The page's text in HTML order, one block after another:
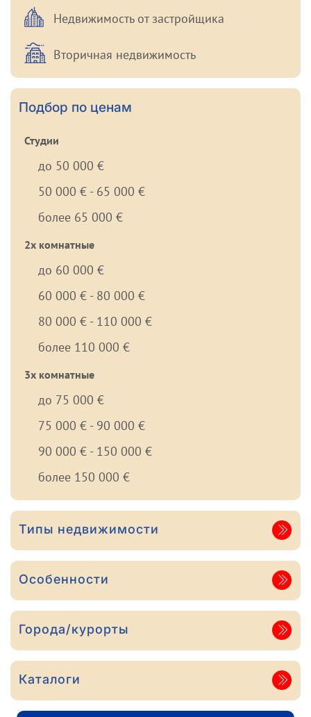
Недвижимость от застройщика
Вторичная недвижимость
Подбор по ценам
Студии
до 50 000 €
50 000 € - 65 000 €
более 65 000 €
2х комнатные
до 60 000 €
60 000 € - 80 000 €
80 000 € - 110 000 €
более 110 000 €
3х комнатные
до 75 000 €
75 000 € - 90 000 €
90 000 € - 150 000 €
более 150 000 €
Типы недвижимости
Особенности
Города/курорты
Каталоги